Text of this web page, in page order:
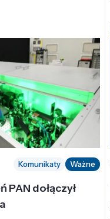
Komunikaty Ważne
dołączył